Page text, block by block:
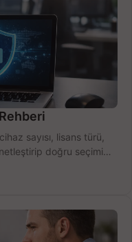
sayısı, lisans türü,
doğru seçimi